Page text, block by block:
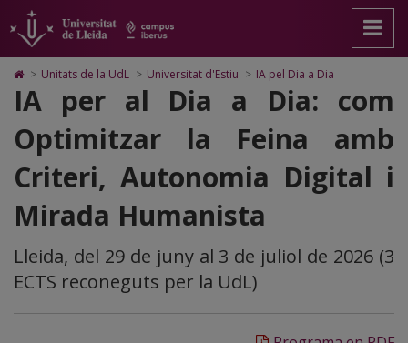
IA_dia
pàgina
principal.
Universitat
Lleida
contingut
principal
pàgina
Mapa
Web.
Universitat
Lleida
Cerca
Accessibilitat.
Universitat
Lleida
Icono
de
Home
ir
a
la
página
inicio
> Unitats de la UdL > Universitat d'Estiu > IA pel Dia a Dia
IA per al Dia a Dia: com
Optimitzar la Feina amb
Criteri, Autonomia Digital i
Mirada Humanista
Lleida, del 29 de juny al 3 de juliol de 2026 (3
ECTS reconeguts per la UdL)